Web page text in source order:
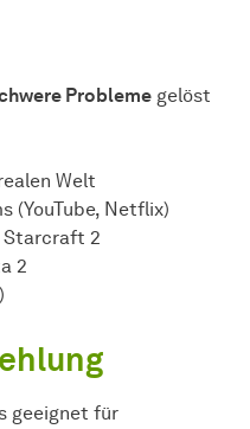
Probleme gelöst
Welt
(YouTube, Netflix)
Starcraft 2
2
geeignet für